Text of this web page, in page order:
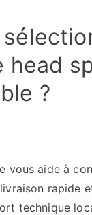
head
?
vous aide à
rapide
technique